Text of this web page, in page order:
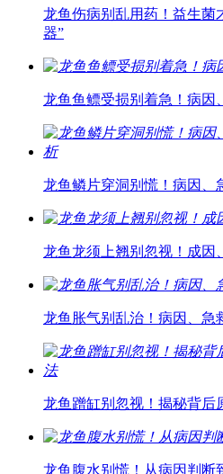
龙鱼伤病别乱用药！益生菌
器”
龙鱼鱼鳔受损别着急！病因
龙鱼鳞片穿洞别慌！病因、
龙鱼龙须上翘别忽视！成因
龙鱼胀气别乱治！病因、急
龙鱼蹭缸别忽视！揭秘背后
龙鱼腹水别慌！从病因判断